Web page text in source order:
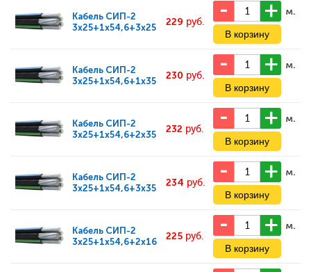
Кабель СИП-2
3x25+1x54,6+3x25
229 руб.
м.
Кабель СИП-2
3x25+1x54,6+1x35
230 руб.
м.
Кабель СИП-2
3x25+1x54,6+2x35
232 руб.
м.
Кабель СИП-2
3x25+1x54,6+3x35
234 руб.
м.
Кабель СИП-2
3x25+1x54,6+2x16
225 руб.
м.